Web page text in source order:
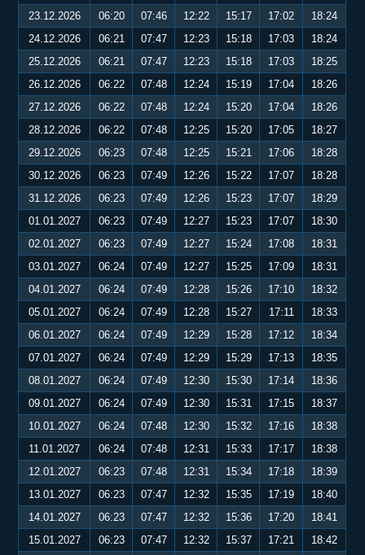
23.12.2026
06:20 07:46 12:22 15:17 17:02
18:24
24.12.2026
06:21 07:47 12:23 15:18 17:03
18:24
25.12.2026
06:21 07:47 12:23 15:18 17:03
18:25
26.12.2026
06:22 07:48 12:24 15:19 17:04
18:26
27.12.2026
06:22 07:48 12:24 15:20 17:04
18:26
28.12.2026
06:22 07:48 12:25 15:20 17:05
18:27
29.12.2026
06:23 07:48 12:25 15:21 17:06
18:28
30.12.2026
06:23 07:49 12:26 15:22 17:07
18:28
31.12.2026
06:23 07:49 12:26 15:23 17:07
18:29
01.01.2027
06:23 07:49 12:27 15:23 17:07
18:30
02.01.2027
06:23 07:49 12:27 15:24 17:08
18:31
03.01.2027
06:24 07:49 12:27 15:25 17:09
18:31
04.01.2027
06:24 07:49 12:28 15:26 17:10
18:32
05.01.2027
06:24 07:49 12:28 15:27 17:11
18:33
06.01.2027
06:24 07:49 12:29 15:28 17:12
18:34
07.01.2027
06:24 07:49 12:29 15:29 17:13
18:35
08.01.2027
06:24 07:49 12:30 15:30 17:14
18:36
09.01.2027
06:24 07:49 12:30 15:31 17:15
18:37
10.01.2027
06:24 07:48 12:30 15:32 17:16
18:38
11.01.2027
06:24 07:48 12:31 15:33 17:17
18:38
12.01.2027
06:23 07:48 12:31 15:34 17:18
18:39
13.01.2027
06:23 07:47 12:32 15:35 17:19
18:40
14.01.2027
06:23 07:47 12:32 15:36 17:20
18:41
15.01.2027
06:23 07:47 12:32 15:37 17:21
18:42